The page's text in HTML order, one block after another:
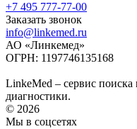
+7 495 777-77-00
Заказать звонок
info@linkemed.ru
АО «Линкемед»
ОГРН: 1197746135168
LinkeMed – сервис поиска
диагностики.
© 2026
Мы в соцсетях